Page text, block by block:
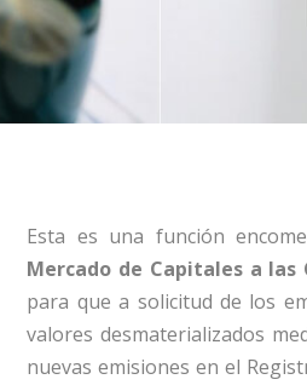
Esta es una función
Mercado de Capitales a las
para que a solicitud de los
valores desmaterializados
nuevas emisiones en el